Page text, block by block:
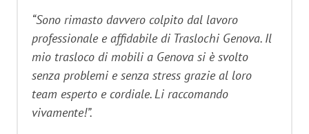
“Sono rimasto davvero colpito dal lavoro
professionale e affidabile di Traslochi Genova. Il
mio trasloco di mobili a Genova si è svolto
senza problemi e senza stress grazie al loro
team esperto e cordiale. Li raccomando
vivamente!”.